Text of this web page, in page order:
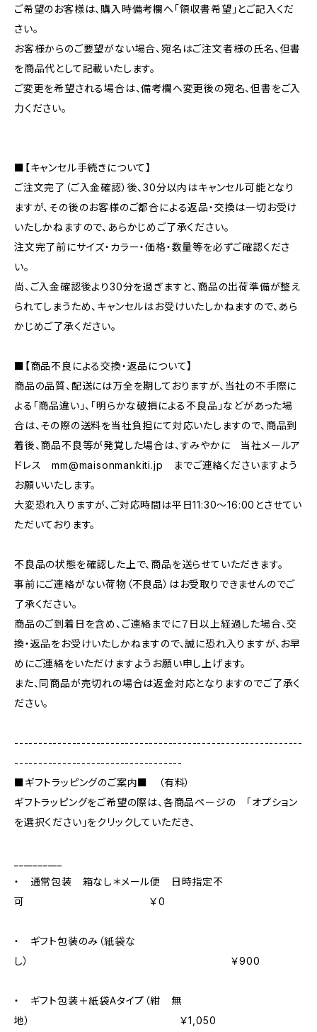
ご希望のお客様は、購入時備考欄へ「領収書希望」とご記入くだ
さい。
お客様からのご要望がない場合、宛名はご注文者様の氏名、但書
を商品代として記載いたします。
ご変更を希望される場合は、備考欄へ変更後の宛名、但書をご入
力ください。
■【キャンセル手続きについて】
ご注文完了（ご入金確認）後、30分以内はキャンセル可能となり
ますが、その後のお客様のご都合による返品・交換は一切お受け
いたしかねますので、あらかじめご了承ください。
注文完了前にサイズ・カラー・価格・数量等を必ずご確認くださ
い。
尚、ご入金確認後より30分を過ぎますと、商品の出荷準備が整え
られてしまうため、キャンセルはお受けいたしかねますので、あら
かじめご了承ください。
■【商品不良による交換・返品について】
商品の品質、配送には万全を期しておりますが、当社の不手際に
よる「商品違い」、「明らかな破損による不良品」などがあった場
合は、その際の送料を当社負担にて対応いたしますので、商品到
着後、商品不良等が発覚した場合は、すみやかに 当社メールア
ドレスmm@maisonmankiti.jp までご連絡くださいますよう
お願いいたします。
大変恐れ入りますが、ご対応時間は平日11:30〜16:00とさせてい
ただいております。
不良品の状態を確認した上で、商品を送らせていただきます。
事前にご連絡がない荷物（不良品）はお受取りできませんのでご
了承ください。
商品のご到着日を含め、ご連絡までに７日以上経過した場合、交
換・返品をお受けいたしかねますので、誠に恐れ入りますが、お早
めにご連絡をいただけますようお願い申し上げます。
また、同商品が売切れの場合は返金対応となりますのでご了承く
ださい。
------------------------------------------------------------
-----------------------------------
■ギフトラッピングのご案内■ （有料）
ギフトラッピングをご希望の際は、各商品ページの 「オプション
を選択ください」をクリックしていただき、
・ 通常包装 箱なし＊メール便 日時指定不
可 ￥0
・ ギフト包装のみ（紙袋な
し） ￥900
・ ギフト包装＋紙袋Aタイプ（紺 無
地） ￥1,050